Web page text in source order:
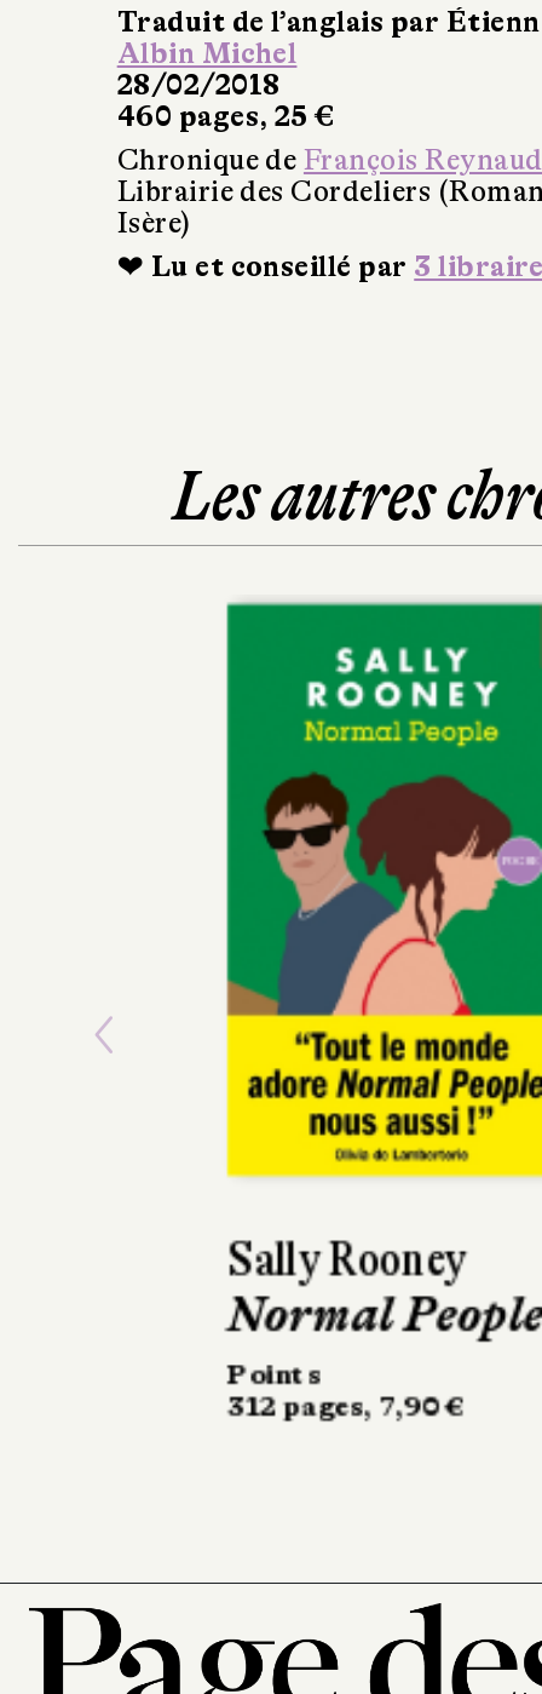
Traduit de l’anglais par
Albin Michel
28/02/2018
460 pages, 25 €
Chronique de François Reynaud
Librairie des Cordeliers
Isère)
❤ Lu et conseillé par 3
Les autres
Bertrand Guillot
L'Abolition
privilèges
Les Avrils
Previous